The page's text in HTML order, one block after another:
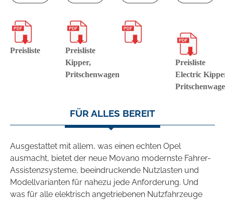
Preisliste
Preisliste
Kipper,
Pritschenwagen
Preisliste
Electric
FÜR ALLES BEREIT
Ausgestattet mit allem, was einen echten Opel
ausmacht, bietet der neue Movano modernste Fahrer-
Assistenzsysteme, beeindruckende Nutzlasten und
Modellvarianten für nahezu jede Anforderung. Und
was für alle elektrisch angetriebenen Nutzfahrzeuge